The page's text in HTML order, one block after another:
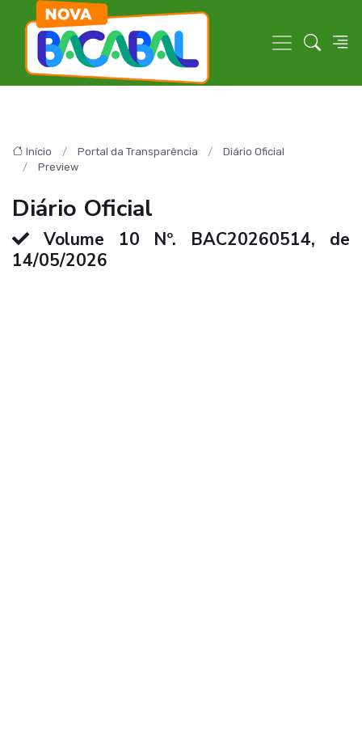
Início Portal da Transparência
Diário Oficial
Preview
Diário Oficial
Volume 10 Nº. BAC20260514, de
14/05/2026